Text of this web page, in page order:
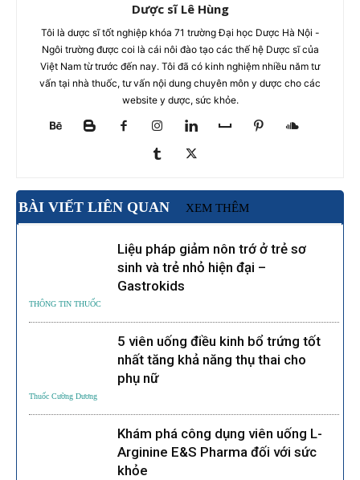
Dược sĩ Lê Hùng
Tôi là dược sĩ tốt nghiệp khóa 71 trường Đại học Dược Hà Nội -
Ngôi trường được coi là cái nôi đào tạo các thế hệ Dược sĩ của
Việt Nam từ trước đến nay. Tôi đã có kinh nghiệm nhiều năm tư
vấn tại nhà thuốc, tư vấn nội dung chuyên môn y dược cho các
website y dược, sức khỏe.
BÀI VIẾT LIÊN QUAN XEM THÊM
THÔNG TIN THUỐC
Liệu pháp giảm nôn trớ ở trẻ sơ
sinh và trẻ nhỏ hiện đại –
Gastrokids
Thuốc Cường Dương
5 viên uống điều kinh bổ trứng tốt
nhất tăng khả năng thụ thai cho
phụ nữ
Khám phá công dụng viên uống L-
Arginine E&S Pharma đối với sức
khỏe